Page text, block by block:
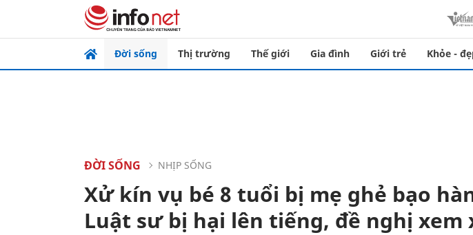
Đời sống Thị trường Thế giới Gia đình Giới trẻ Khỏe -
ĐỜI SỐNG NHỊP SỐNG
Xử kín vụ bé 8 tuổi bị mẹ ghẻ bạo
Luật sư bị hại lên tiếng, đề nghị xem